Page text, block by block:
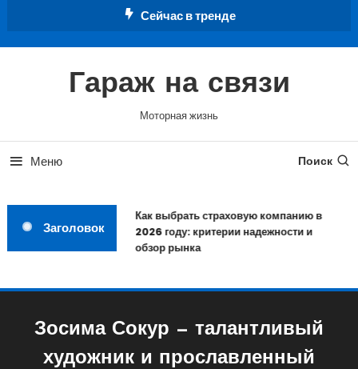
Сейчас в тренде
Гараж на связи
Моторная жизнь
Меню Поиск
Заголовок
Как выбрать страховую компанию в
2026 году: критерии надежности и
обзор рынка
Зосима Сокур — талантливый
художник и прославленный